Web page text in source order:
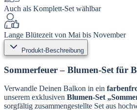
Auch als Komplett‑Set wählbar
Lange Blütezeit von Mai bis November
Produkt-Beschreibung
Sommerfeuer – Blumen-Set für
Verwandle Deinen Balkon in ein
unserem exklusiven Blumen-Set
sorgfältig zusammengestellte Set aus